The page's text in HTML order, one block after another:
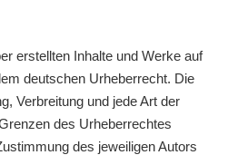
erstellten Inhalte und Werke auf
deutschen Urheberrecht. Die
Verbreitung und jede Art der
des Urheberrechtes
des jeweiligen Autors